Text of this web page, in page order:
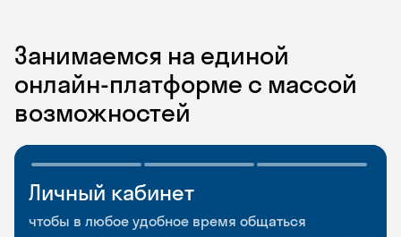
Занимаемся на единой
онлайн-платформе с массой
возможностей
Личный кабинет
чтобы в любое удобное время общаться
Мобильное
приложение
Разговорные клубы
и Talks